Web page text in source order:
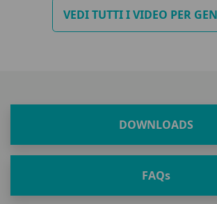
VEDI TUTTI I VIDEO PER
DOWNLOADS
FAQs